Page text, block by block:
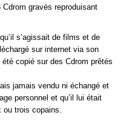
gravés reproduisant
s’agissait de films et de
sur internet via son
copié sur des Cdrom prêtés
jamais vendu ni échangé et
personnel et qu’il lui était
ou trois copains.